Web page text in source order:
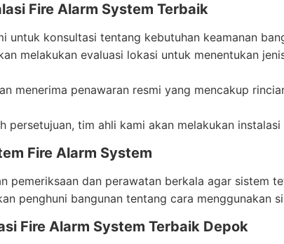
Fire Alarm System Terbaik
untuk konsultasi tentang kebutuhan keamanan
melakukan evaluasi lokasi untuk menentukan
menerima penawaran resmi yang mencakup
persetujuan, tim ahli kami akan melakukan
Fire Alarm System
pemeriksaan dan perawatan berkala agar sistem
penghuni bangunan tentang cara menggunakan
Fire Alarm System Terbaik Depok